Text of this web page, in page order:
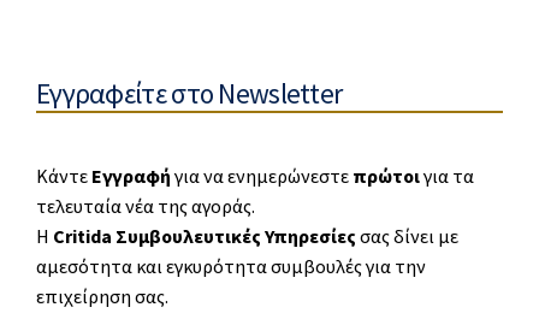
Εγγραφείτε στο Newsletter
Κάντε Εγγραφήγια να ενημερώνεστε πρώτοιγια τα
τελευταία νέα της αγοράς.
Η Critida Συμβουλευτικές Υπηρεσίες σας δίνει με
αμεσότητα και εγκυρότητα συμβουλές για την
επιχείρηση σας.